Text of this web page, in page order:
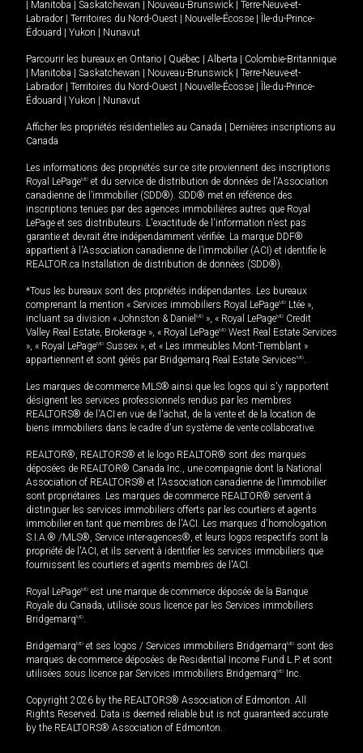
Manitoba Saskatchewan Nouveau-Brunswick
Terre-Neuve-et-
Labrador
Territoires du Nord-Ouest Nouvelle-Écosse
Île-du-Prince-
Édouard
Yukon Nunavut
Parcourir les bureaux en Ontario Québec Alberta
Colombie-Britannique
Manitoba Saskatchewan Nouveau-Brunswick
Terre-Neuve-et-
Labrador
Territoires du Nord-Ouest Nouvelle-Écosse
Île-du-Prince-
Édouard
Yukon Nunavut
Afficher les propriétés résidentielles au Canada
Dernières inscriptions au
Canada
Les informations des propriétés sur ce site proviennent des inscriptions
Royal LePageMD et du service de distribution de données de l'Association
canadienne de l’immobilier (SDD®). SDD® met en référence des
inscriptions tenues par des agences immobilières autres que Royal
LePage et ses distributeurs. L'exactitude de l'information n'est pas
garantie et devrait être indépendamment vérifiée. La marque DDF®
appartient à l'Association canadienne de l’immobilier (ACI) et identifie le
REALTOR.ca Installation de distribution de données (SDD®).
*Tous les bureaux sont des propriétés indépendantes. Les bureaux
comprenant la mention « Services immobiliers Royal LePageMD Ltée »,
incluant sa division « Johnston & Daniel MD », « Royal LePageMD Credit
Valley Real Estate, Brokerage », « Royal LePageMD West Real Estate Services
», « Royal LePageMD Sussex », et « Les immeubles Mont-Tremblant »
appartiennent et sont gérés par Bridgemarq Real Estate ServicesMD.
Les marques de commerce MLS® ainsi que les logos qui s'y rapportent
désignent les services professionnels rendus par les membres
REALTORS® de l'ACI en vue de l'achat, de la vente et de la location de
biens immobiliers dans le cadre d'un système de vente collaborative.
REALTOR®, REALTORS® et le logo REALTOR® sont des marques
déposées de REALTOR® Canada Inc., une compagnie dont la National
Association of REALTORS® et l'Association canadienne de l’immobilier
sont propriétaires. Les marques de commerce REALTOR® servent à
distinguer les services immobiliers offerts par les courtiers et agents
immobilier en tant que membres de l'ACI. Les marques d'homologation
S.I.A.® /MLS®, Service inter-agences®, et leurs logos respectifs sont la
propriété de l'ACI, et ils servent à identifier les services immobiliers que
fournissent les courtiers et agents membres de l'ACI.
Royal LePageMD est une marque de commerce déposée de la Banque
Royale du Canada, utilisée sous licence par les Services immobiliers
BridgemarqMD.
BridgemarqMD et ses logos / Services immobiliers BridgemarqMD sont des
marques de commerce déposées de Residential Income Fund L.P. et sont
utilisées sous licence par Services immobiliers BridgemarqMD Inc.
Copyright 2026 by the REALTORS® Association of Edmonton. All
Rights Reserved. Data is deemed reliable but is not guaranteed accurate
by the REALTORS® Association of Edmonton.